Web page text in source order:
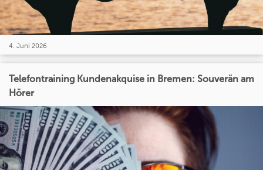
4. Juni 2026
Telefontraining Kundenakquise in Bremen: Souverän am
Hörer